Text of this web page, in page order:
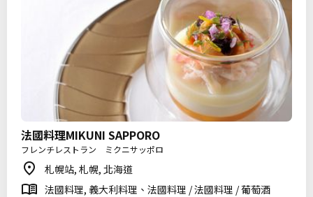
法國料理MIKUNI SAPPORO
フレンチレストラン ミクニサッポロ
札幌站, 札幌, 北海道
法國料理, 義大利料理、法國料理 / 法國料理 / 葡萄酒